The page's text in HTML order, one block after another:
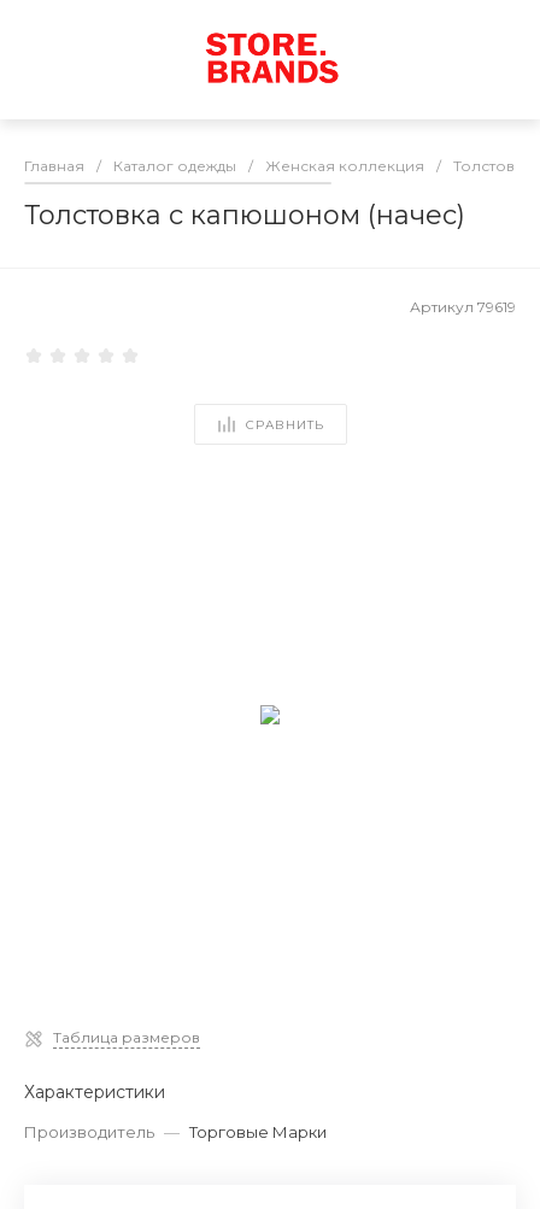
Главная / Каталог одежды / Женская коллекция / Толстовки
Толстовка с капюшоном (начес)
Артикул 79619
СРАВНИТЬ
Таблица размеров
Характеристики
Производитель — Торговые Марки